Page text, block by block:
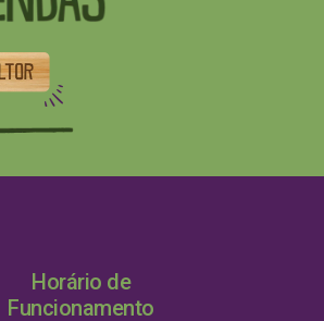
Horário de
Funcionamento